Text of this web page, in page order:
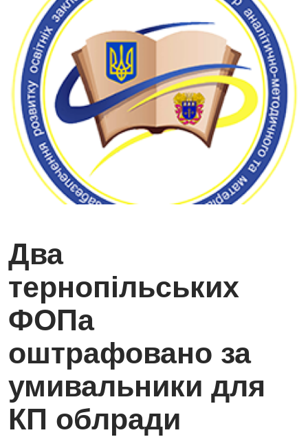
Два
тернопільських
ФОПа
оштрафовано за
умивальники для
КП облради